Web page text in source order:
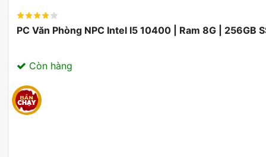
PC Văn Phòng NPC Intel I5 10400 | Ram 8G | 256GB
Còn hàng